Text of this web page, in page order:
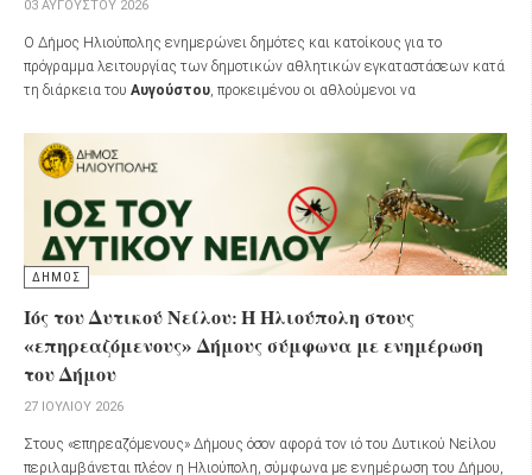
03 ΑΥΓΟΎΣΤΟΥ 2026
Ο Δήμος Ηλιούπολης ενημερώνει δημότες και κατοίκους για το
πρόγραμμα λειτουργίας των δημοτικών αθλητικών εγκαταστάσεων κατά
τη διάρκεια του Αυγούστου, προκειμένου οι αθλούμενοι να
ΔΗΜΟΣ
Ιός του Δυτικού Νείλου: Η Ηλιούπολη στους
«επηρεαζόμενους» Δήμους σύμφωνα με ενημέρωση
του Δήμου
27 ΙΟΥΛΊΟΥ 2026
Στους «επηρεαζόμενους» Δήμους όσον αφορά τον ιό του Δυτικού Νείλου
περιλαμβάνεται πλέον η Ηλιούπολη, σύμφωνα με ενημέρωση του Δήμου,